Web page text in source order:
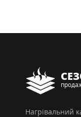
Нагрівальний